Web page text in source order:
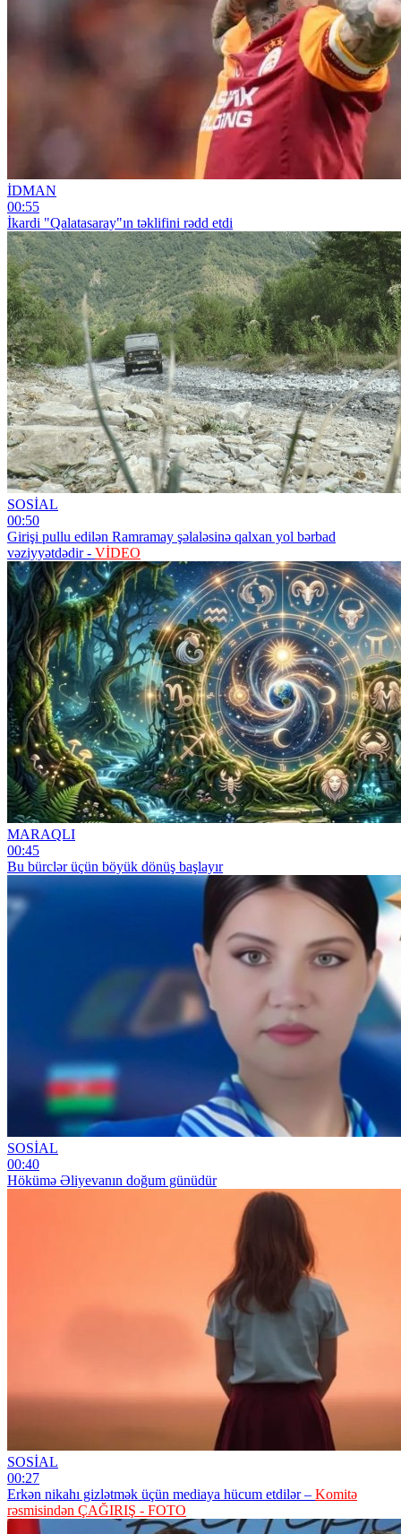
İDMAN
00:55
İkardi "Qalatasaray"ın təklifini rədd etdi
SOSİAL
00:50
Girişi pullu edilən Ramramay şəlaləsinə qalxan yol bərbad
vəziyyətdədir - VİDEO
MARAQLI
00:45
Bu bürclər üçün böyük dönüş başlayır
SOSİAL
00:40
Hökümə Əliyevanın doğum günüdür
SOSİAL
00:27
Erkən nikahı gizlətmək üçün mediaya hücum etdilər – Komitə
rəsmisindən ÇAĞIRIŞ - FOTO